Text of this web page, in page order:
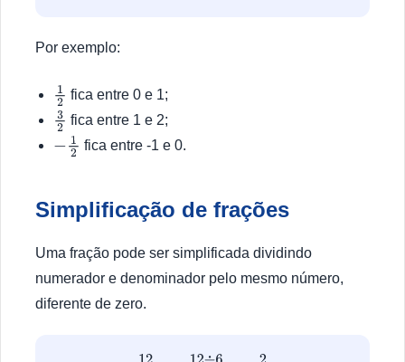
Por exemplo:
12 fica entre 0 e 1;
32 fica entre 1 e 2;
−12 fica entre -1 e 0.
Simplificação de frações
Uma fração pode ser simplificada dividindo
numerador e denominador pelo mesmo número,
diferente de zero.